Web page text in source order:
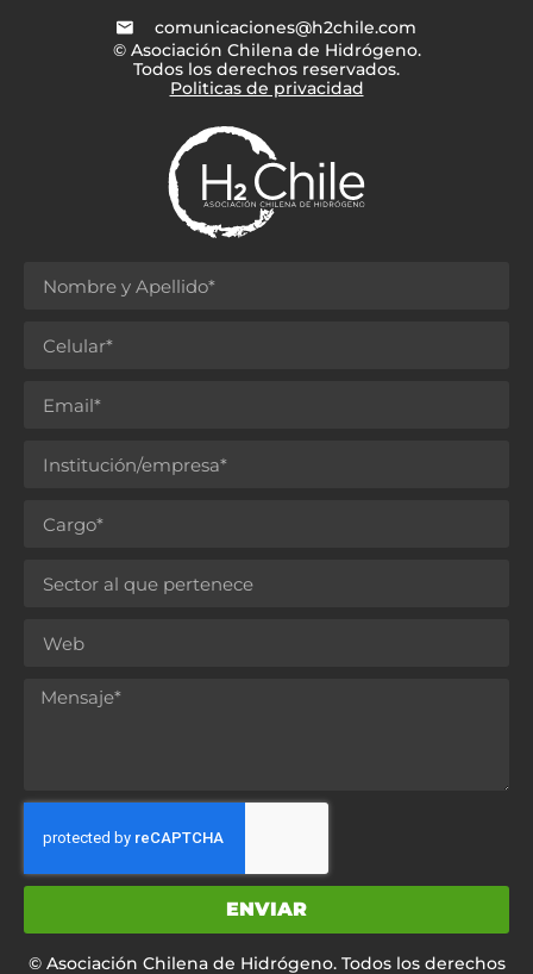
comunicaciones@h2chile.com
© Asociación Chilena de Hidrógeno.
Todos los derechos reservados.
Politicas de privacidad
ENVIAR
© Asociación Chilena de Hidrógeno. Todos los derechos